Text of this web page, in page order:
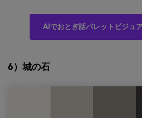
AIでおとぎ話パレットビジュ
6）城の石